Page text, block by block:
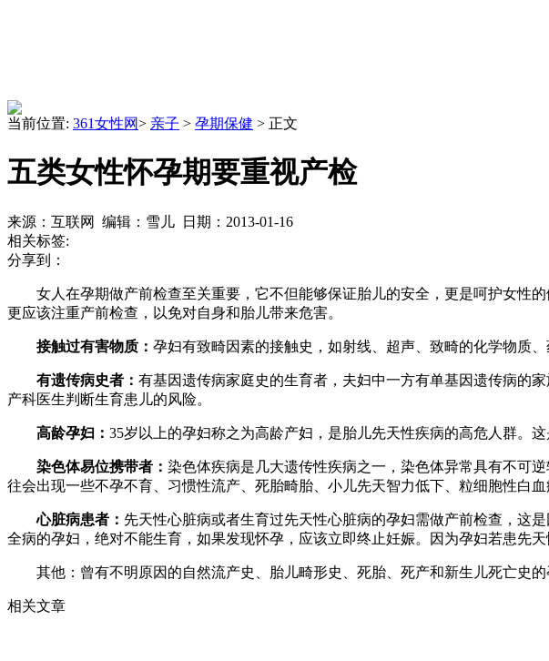
当前位置: 361女性网> 亲子 > 孕期保健 > 正文
五类女性怀孕期要重视产检
来源：互联网 编辑：雪儿 日期：2013-01-16
相关标签:
分享到：
女人在孕期做产前检查至关重要，它不但能够保证胎儿的安全，更是呵护女性的
更应该注重产前检查，以免对自身和胎儿带来危害。
接触过有害物质： 孕妇有致畸因素的接触史，如射线、超声、致畸的化学物质
有遗传病史者： 有基因遗传病家庭史的生育者，夫妇中一方有单基因遗传病的
产科医生判断生育患儿的风险。
高龄孕妇： 35岁以上的孕妇称之为高龄产妇，是胎儿先天性疾病的高危人群。
染色体易位携带者： 染色体疾病是几大遗传性疾病之一，染色体异常具有不可
往会出现一些不孕不育、习惯性流产、死胎畸胎、小儿先天智力低下、粒细胞性白血
心脏病患者： 先天性心脏病或者生育过先天性心脏病的孕妇需做产前检查，这
全病的孕妇，绝对不能生育，如果发现怀孕，应该立即终止妊娠。因为孕妇若患先
其他：曾有不明原因的自然流产史、胎儿畸形史、死胎、死产和新生儿死亡史的
相关文章